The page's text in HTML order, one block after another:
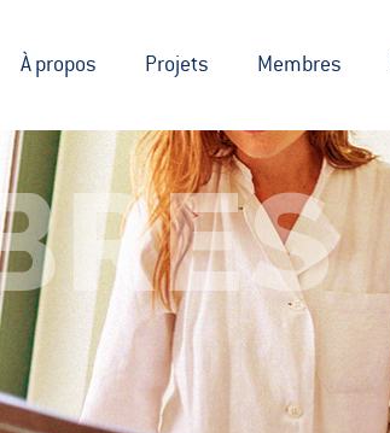
À propos Projets Membres